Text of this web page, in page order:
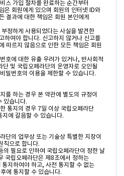
스 가입 절차를 완료하는 순간부터
은 회원에게 있으며 회원의 인터넷 ID와
결과에 대한 책임은 회원 본인에게
정하게 사용되었다는 사실을 발견한
하여야 합니다. 신고하지 않거나 신고를
따르지 않음으로 인한 모든 책임은 회원
호에 대한 유출 우려가 있거나, 반사회적
및 국립오페라단의 운영자로 오인될
밀번호의 이용을 제한할 수 있습니다.
를 하는 경우 본 약관에 별도의 규정이
있습니다.
통지의 경우 7일 이상 국립오페라단
에 갈음할 수 있습니다.
단의 업무상 또는 기술상 특별한 지장이
칙으로 합니다.
필요로 인하여 국립오페라단이 정한 날
국립오페라단은 제8조에서 정하는
지하여야 하고, 사전 통지할 수 없는
에 통지할 수 있습니다.